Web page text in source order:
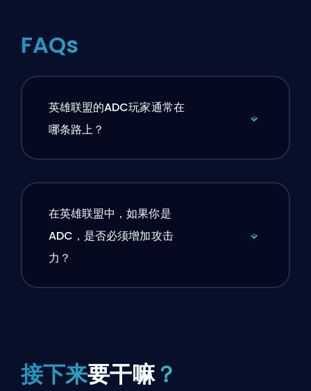
FAQs
英雄联盟的ADC玩家通常在
哪条路上？
在英雄联盟中，如果你是
ADC，是否必须增加攻击
力？
接下来要干嘛？